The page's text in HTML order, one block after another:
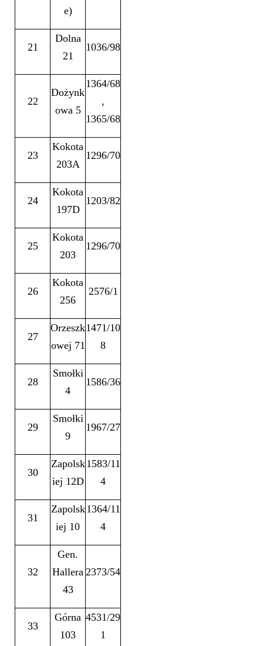
e)
21
Dolna
21
1036/98
22
Dożynk
owa 5
1364/68
,
1365/68
23
Kokota
203A
1296/70
24
Kokota
197D
1203/82
25
Kokota
203
1296/70
26
Kokota
256
2576/1
27
Orzeszk
owej 71
1471/10
8
28
Smołki
4
1586/36
29
Smołki
9
1967/27
30
Zapolsk
iej 12D
1583/11
4
31
Zapolsk
iej 10
1364/11
4
32
Gen.
Hallera
43
2373/54
33
Górna
103
4531/29
1